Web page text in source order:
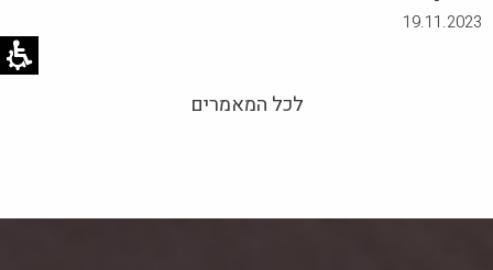
19.11.2023
לכל המאמרים